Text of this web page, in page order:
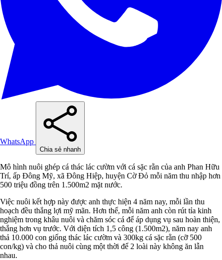
WhatsApp
Chia sẻ nhanh
Mô hình nuôi ghép cá thác lác cườm với cá sặc rằn của anh Phan Hữu
Trí, ấp Đông Mỹ, xã Đông Hiệp, huyện Cờ Đỏ mỗi năm thu nhập hơn
500 triệu đồng trên 1.500m2 mặt nước.
Việc nuôi kết hợp này được anh thực hiện 4 năm nay, mỗi lần thu
hoạch đều thắng lợi mỹ mãn. Hơn thế, mỗi năm anh còn rút tỉa kinh
nghiệm trong khâu nuôi và chăm sóc cá để áp dụng vụ sau hoàn thiện,
thắng hơn vụ trước. Với diện tích 1,5 công (1.500m2), năm nay anh
thả 10.000 con giống thác lác cườm và 300kg cá sặc rằn (cỡ 500
con/kg) và cho thả nuôi cùng một thời để 2 loài này không ăn lẫn
nhau.